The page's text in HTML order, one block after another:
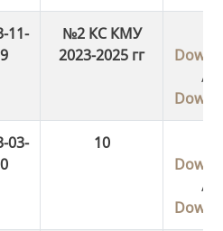
11-
№2 КС КМУ
2023-2025 гг
/
03-
10
/